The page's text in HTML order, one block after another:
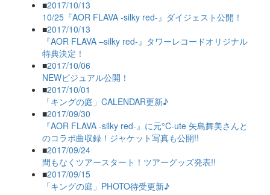
■2017/10/13
10/25『AOR FLAVA -silky red-』ダイジェスト公開！
■2017/10/13
『AOR FLAVA –silky red-』タワーレコードオリジナル
特典決定！
■2017/10/06
NEWビジュアル公開！
■2017/10/01
「キングの庭」CALENDAR更新♪
■2017/09/30
『AOR FLAVA -silky red-』に元°C-ute 矢島舞美さんと
のコラボ曲収録！ジャケット写真も公開!!
■2017/09/24
間もなくツアースタート！ツアーグッズ発表!!
■2017/09/15
「キングの庭」PHOTO待受更新♪